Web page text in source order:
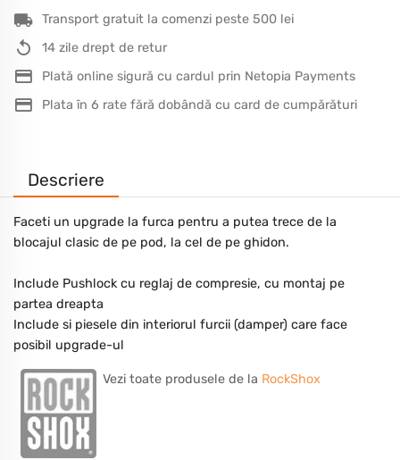
Transport gratuit la comenzi peste 500 lei
14 zile drept de retur
Plată online sigură cu cardul prin Netopia Payments
Plata în 6 rate fără dobândă cu card de cumpărături
Descriere
Faceti un upgrade la furca pentru a putea trece de la
blocajul clasic de pe pod, la cel de pe ghidon.
Include Pushlock cu reglaj de compresie, cu montaj pe
partea dreapta
Include si piesele din interiorul furcii (damper) care face
posibil upgrade-ul
Vezi toate produsele de la RockShox